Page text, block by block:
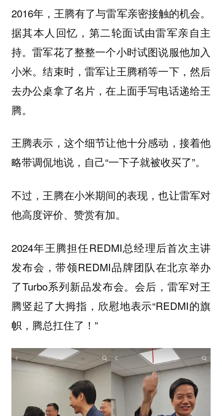
2016年，王腾有了与雷军亲密接触的机会。
据其本人回忆， 第二轮面试由雷军亲自主
持。雷军花了整整一个小时试图说服他加入
小米。结束时，雷军让王腾稍等一下，然后
去办公桌拿了名片，在上面手写电话递给王
腾。
王腾表示，这个细节让他十分感动，接着他
略带调侃地说，自己“一下子就被收买了”。
不过，王腾在小米期间的表现，也让雷军对
他高度评价、赞赏有加。
2024年王腾担任REDMI总经理后首次主讲
发布会，带领REDMI品牌团队在北京举办
了Turbo系列新品发布会。会后，雷军对王
腾竖起了大拇指，欣慰地表示“REDMI的旗
帜，腾总扛住了！”